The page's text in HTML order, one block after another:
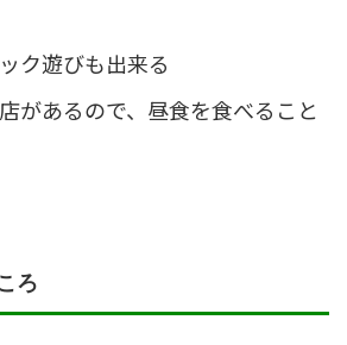
ク遊びも出来る
があるので、昼食を食べること
ろ